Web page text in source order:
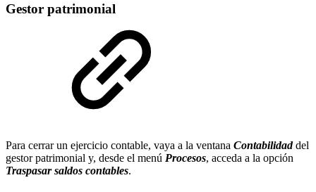
Gestor patrimonial
Para cerrar un ejercicio contable, vaya a la ventana Contabilidaddel
gestor patrimonial y, desde el menú Procesos, acceda a la opción
Traspasar saldos contables.